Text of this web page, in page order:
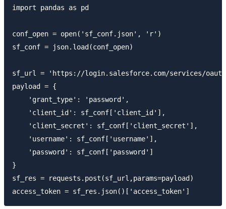
import pandas as pd
conf_open = open('sf_conf.json', 'r')
sf_conf = json.load(conf_open)
sf_url = 'https://login.salesforce.com/services/
payload = {
    'grant_type': 'password',
    'client_id': sf_conf['client_id'],
    'client_secret': sf_conf['client_secret'],
    'username': sf_conf['username'],
    'password': sf_conf['password']
}
sf_res = requests.post(sf_url,params=payload)